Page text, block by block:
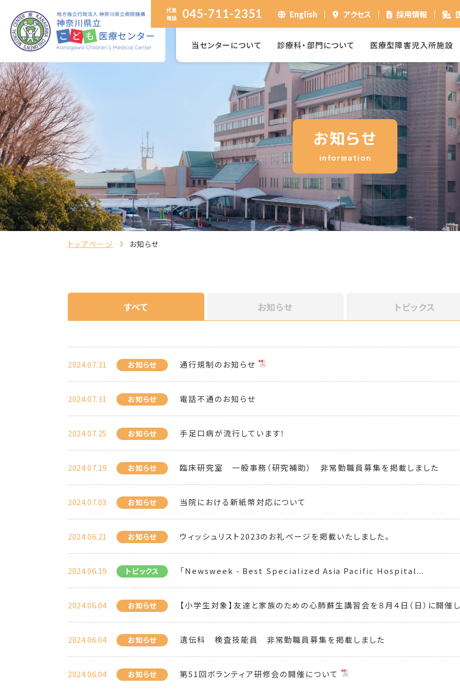
代表
電話
045-711-2351 English アクセス 採用情報
当センターについて 診療科・部門について 医療型障害児入所施設
お知らせ
information
トップページ お知らせ
すべて お知らせ トピックス
2024.07.31 お知らせ 通行規制のお知らせ
2024.07.31 お知らせ 電話不通のお知らせ
2024.07.25 お知らせ 手足口病が流行しています！
2024.07.19 お知らせ 臨床研究室 一般事務（研究補助） 非常勤職員募集を掲載しました
2024.07.03 お知らせ 当院における新紙幣対応について
2024.06.21 お知らせ ウィッシュリスト2023のお礼ページを掲載いたしました。
2024.06.19 トピックス 「Newsweek - Best Specialized Asia Pacific Hospital...
2024.06.04 お知らせ 【小学生対象】友達と家族のための心肺蘇生講習会を８月４日（日）に開催
2024.06.04 お知らせ 遺伝科 検査技能員 非常勤職員募集を掲載しました
2024.06.04 お知らせ 第51回ボランティア研修会の開催について